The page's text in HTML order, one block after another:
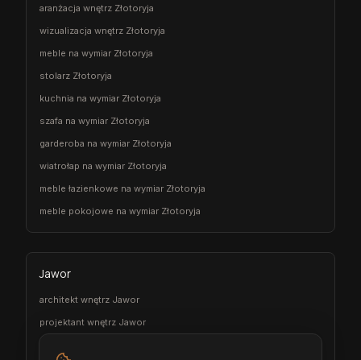
aranżacja wnętrz Złotoryja
wizualizacja wnętrz Złotoryja
meble na wymiar Złotoryja
stolarz Złotoryja
kuchnia na wymiar Złotoryja
szafa na wymiar Złotoryja
garderoba na wymiar Złotoryja
wiatrołap na wymiar Złotoryja
meble łazienkowe na wymiar Złotoryja
meble pokojowe na wymiar Złotoryja
Jawor
architekt wnętrz Jawor
projektant wnętrz Jawor